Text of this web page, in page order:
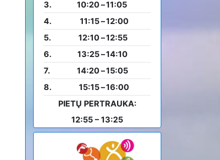
3.
10:20–11:05
4.
11:15–12:00
5.
12:10–12:55
6.
13:25–14:10
7.
14:20–15:05
8.
15:15–16:00
PIETŲ PERTRAUKA:
12:55 – 13:25